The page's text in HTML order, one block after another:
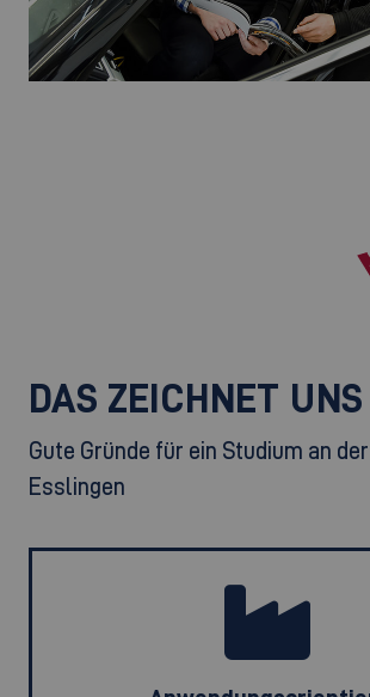
DAS ZEICHNET
Gute Gründe für ein Studium an
Esslingen